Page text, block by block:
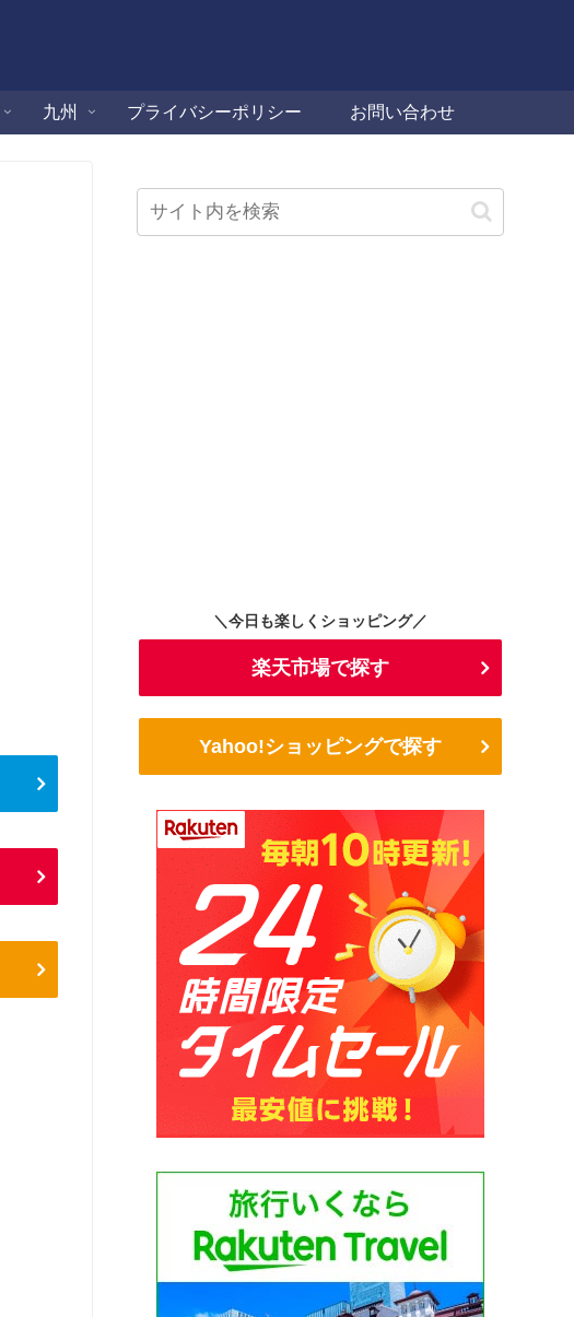
九州 プライバシーポリシー お問い合わせ
＼今日も楽しくショッピング／
楽天市場で探す
Yahoo!ショッピングで探す